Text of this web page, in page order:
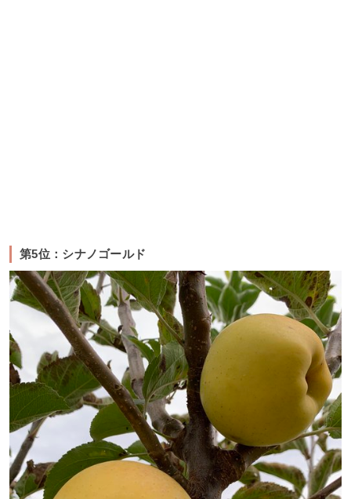
第5位：シナノゴールド